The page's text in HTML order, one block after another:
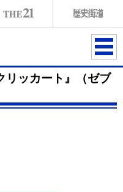
ME
NU
リッカート』（ゼブ